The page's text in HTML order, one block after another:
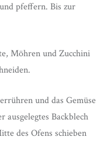
pfeffern. Bis zur
Möhren und Zucchini
und das Gemüse
Backblech
des Ofens schieben